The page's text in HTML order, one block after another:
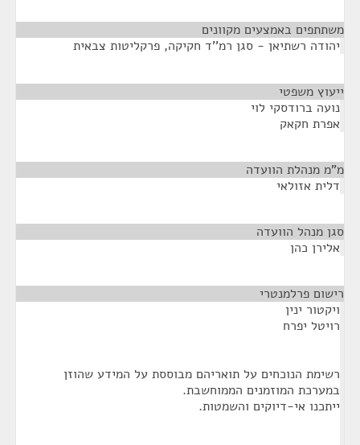
משתתפים באמצעים מקוונים
יהודה רשתיאן - סגן רמ''ד חקיקה, פרקליטות צבאית
ייעוץ משפטי
נועה ברודסקי לוי
אפרת חקאק
מ"מ מנהלת הוועדה
דלית אזולאי
סגן מנהל הוועדה
אלירן כהן
רישום פרלמנטרי
ויקטור ינין
רויטל יפרח
רשימת הנוכחים על תואריהם מבוססת על המידע שהוזן
במערכת המוזמנים הממוחשבת.
ייתכנו אי-דיוקים והשמטות.